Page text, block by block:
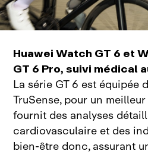
Huawei Watch GT 6 et
GT 6 Pro, suivi médical
La série GT 6 est équipée
TruSense, pour un
fournit des analyses
cardiovasculaire et des
bien‑être donc, assurant